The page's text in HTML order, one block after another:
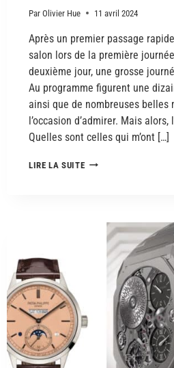
Par Olivier Hue 11 avril 2024
Après un premier passage
salon lors de la première
deuxième jour, une grosse
Au programme figurent une
ainsi que de nombreuses belles
l’occasion d’admirer. Mais
Quelles sont celles qui m’ont […]
LIRE LA SUITE